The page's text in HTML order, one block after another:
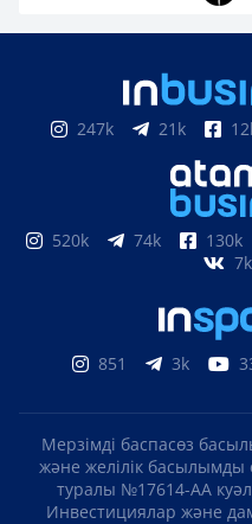
247k 21k
520k 74k 130k
7k
851 3k
Мерзімді баспасөз
және желілік басылымды
туралы №17614-АА
Инвестициялар және